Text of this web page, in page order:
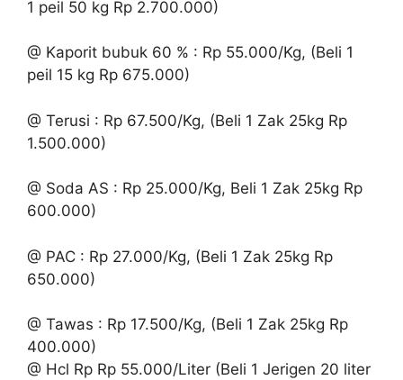
1 peil 50 kg Rp 2.700.000)
@ Kaporit bubuk 60 % : Rp 55.000/Kg, (Beli 1
peil 15 kg Rp 675.000)
@ Terusi : Rp 67.500/Kg, (Beli 1 Zak 25kg Rp
1.500.000)
@ Soda AS : Rp 25.000/Kg, Beli 1 Zak 25kg Rp
600.000)
@ PAC : Rp 27.000/Kg, (Beli 1 Zak 25kg Rp
650.000)
@ Tawas : Rp 17.500/Kg, (Beli 1 Zak 25kg Rp
400.000)
@ Hcl Rp Rp 55.000/Liter (Beli 1 Jerigen 20 liter